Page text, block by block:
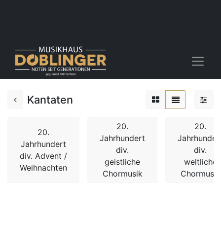
Kantaten
20.
Jahrhundert
div. Advent /
Weihnachten
20.
Jahrhundert
div.
geistliche
Chormusik
20.
div.
weltliche
Chormusik